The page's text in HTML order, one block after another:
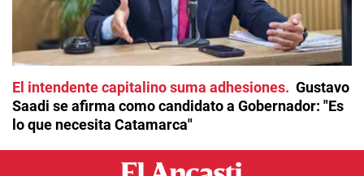
El intendente capitalino suma adhesiones
Gustavo
Saadi se afirma como candidato a Gobernador: "Es
lo que necesita Catamarca"